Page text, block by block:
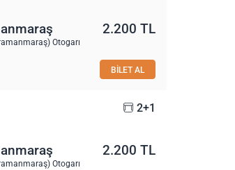
Otogarı
2.200 TL
BİLET AL
2+1
Otogarı
2.200 TL